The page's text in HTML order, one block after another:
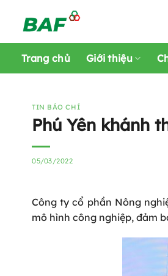
Trang chủ
Giới thiệu
TIN BÁO CHÍ
Phú Yên khánh
05/03/2022
Công ty cổ phần Nông
mô hình công nghiệp, đảm